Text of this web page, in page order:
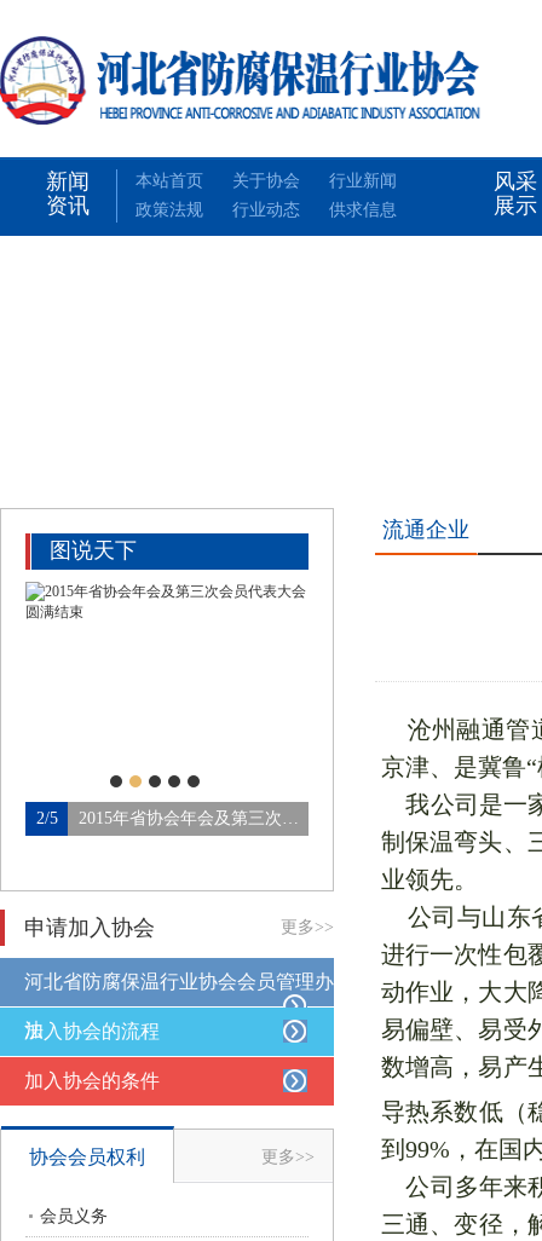
新闻
资讯
本站首页 关于协会
行业新闻
政策法规
行业动态 供求信息
风采
展示
图说天下
2/5 2015年省协会年会及第三次会… 论坛会场
申请加入协会 更多>>
河北省防腐保温行业协会会员管理办
法
加入协会的流程
加入协会的条件
协会会员权利 更多>>
会员义务
流通企业
沧州融通管
京津、是冀鲁
我公司是一
制保温弯头、
业领先。
公司与山东
进行一次性包
动作业，大大
易偏壁、易受
数增高，易产
导热系数低（
到99%，在国
公司多年来
三通、变径，